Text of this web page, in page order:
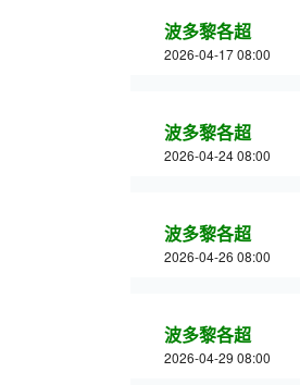
波多黎各超
2026-04-17 08:00
波多黎各超
2026-04-24 08:00
波多黎各超
2026-04-26 08:00
波多黎各超
2026-04-29 08:00